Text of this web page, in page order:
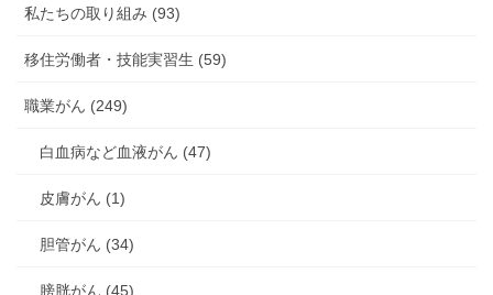
私たちの取り組み (93)
移住労働者・技能実習生 (59)
職業がん (249)
白血病など血液がん (47)
皮膚がん (1)
胆管がん (34)
膀胱がん (45)